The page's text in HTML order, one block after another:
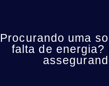
Procurando uma
falta de